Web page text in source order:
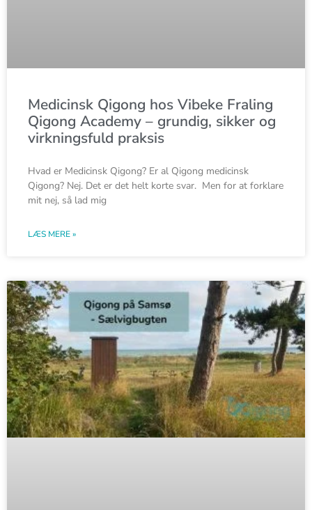
Medicinsk Qigong hos Vibeke Fraling
Qigong Academy – grundig, sikker og
virkningsfuld praksis
Hvad er Medicinsk Qigong? Er al Qigong medicinsk
Qigong? Nej. Det er det helt korte svar. Men for at forklare
mit nej, så lad mig
LÆS MERE »